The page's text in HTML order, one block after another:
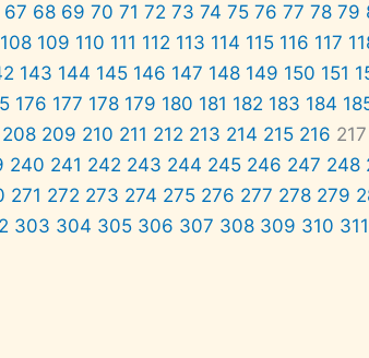
67 68 69 70 71 72 73 74 75 76 77 78 79
108 109 110 111 112 113 114 115 116 117
143 144 145 146 147 148 149 150 151
176 177 178 179 180 181 182 183 184
208 209 210 211 212 213 214 215 216 217
240 241 242 243 244 245 246 247 248
271 272 273 274 275 276 277 278 279
303 304 305 306 307 308 309 310 311